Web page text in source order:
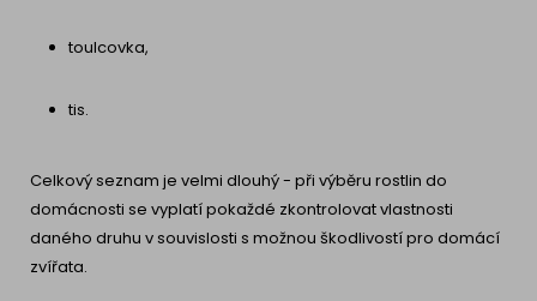
toulcovka,
tis.
Celkový seznam je velmi dlouhý - při výběru rostlin do
domácnosti se vyplatí pokaždé zkontrolovat vlastnosti
daného druhu v souvislosti s možnou škodlivostí pro domácí
zvířata.